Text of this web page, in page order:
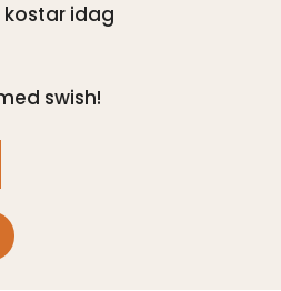
kostar idag
swish!